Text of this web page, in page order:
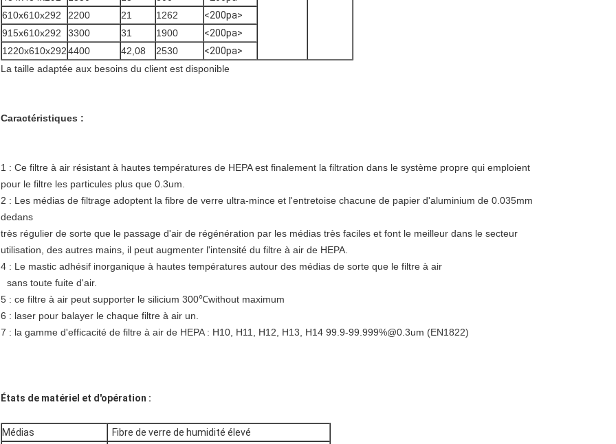
610x610x292
2200 21 1262
<200pa>
915x610x292
3300 31 1900
<200pa>
1220x610x2924400 42,08 2530
<200pa>
La taille adaptée aux besoins du client est disponible
Caractéristiques :
1 : Ce filtre à air résistant à hautes températures de HEPA est finalement la filtration dans le système propre qui emploient
pour le filtre les particules plus que 0.3um.
2 : Les médias de filtrage adoptent la fibre de verre ultra-mince et l'entretoise chacune de papier d'aluminium de 0.035mm
dedans
très régulier de sorte que le passage d'air de régénération par les médias très faciles et font le meilleur dans le secteur
utilisation, des autres mains, il peut augmenter l'intensité du filtre à air de HEPA.
4 : Le mastic adhésif inorganique à hautes températures autour des médias de sorte que le filtre à air
sans toute fuite d'air.
5 : ce filtre à air peut supporter le silicium 300℃without maximum
6 : laser pour balayer le chaque filtre à air un.
7 : la gamme d'efficacité de filtre à air de HEPA : H10, H11, H12, H13, H14 99.9-99.999%@0.3um (EN1822)
États de matériel et d'opération :
Médias
Fibre de verre de humidité élevé